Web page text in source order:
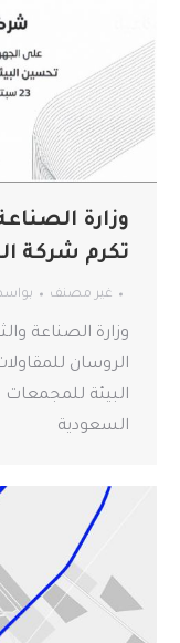
وزارة
‏تكرم شركة
غير مصنف
وزارة الصناعة
الروسان
البيئة للمجمعات
السعودية